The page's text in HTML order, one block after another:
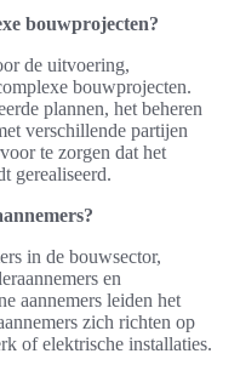
bouwprojecten?
de uitvoering,
bouwprojecten.
plannen, het beheren
verschillende partijen
te zorgen dat het
gerealiseerd.
in de bouwsector,
en
aannemers leiden het
zich richten op
of elektrische installaties.